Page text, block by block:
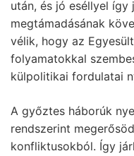
után, és jó eséllyel így
megtámadásának
vélik, hogy az
folyamatokkal
külpolitikai fordulatai
A győztes háborúk
rendszerint
konfliktusokból. Így